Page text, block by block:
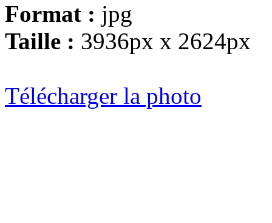
Format : jpg
Taille : 3936px x 2624px
Télécharger la photo